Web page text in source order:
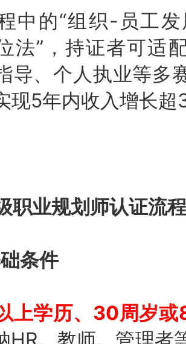
中的“组织-员工发
法”，持证者可适
导、个人执业等多
5年内收入增长超3
职业规划师认证流程
条件
上学历、30周岁或